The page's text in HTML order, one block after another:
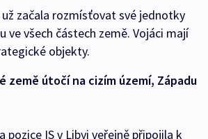
začala rozmísťovat své jednotky
ve všech částech země. Vojáci mají
objekty.
země útočí na cizím území, Západu
pozice IS v Libyi veřejně připojila k